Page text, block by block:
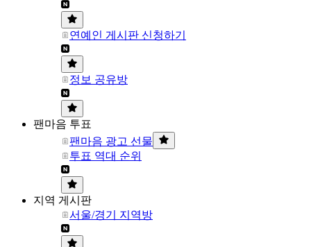
연예인 게시판 신청하기
정보 공유방
팬마음 투표
팬마음 광고 선물
투표 역대 순위
지역 게시판
서울/경기 지역방